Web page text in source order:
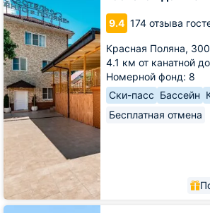
9.4 174 отзыва
Красная Поляна,
4.1 км от канатной
Номерной фонд: 8
Ски-пасс Бассейн
Бесплатная отмена
Танго
в
поляне
Гостиница